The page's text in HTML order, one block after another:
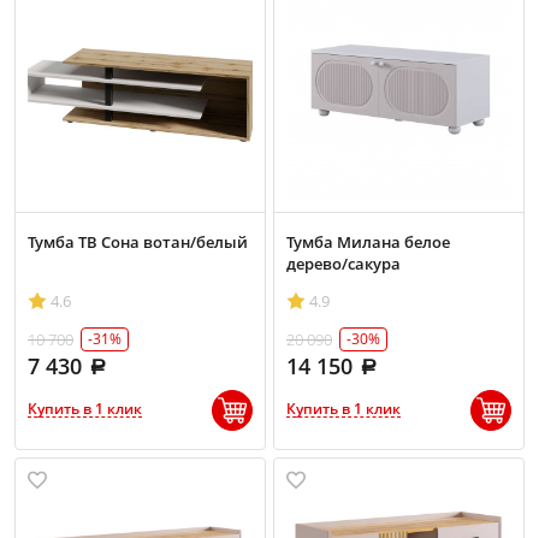
Тумба ТВ Сона вотан/белый
4.6
10 700
-31%
7 430
Купить в 1 клик
Тумба Милана белое
дерево/сакура
4.9
20 090
-30%
14 150
Купить в 1 клик